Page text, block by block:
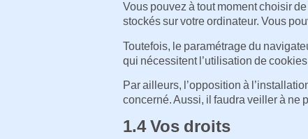
Vous pouvez à tout moment choisir
stockés sur votre ordinateur. Vous
Toutefois, le paramétrage du
qui nécessitent l’utilisation de
Par ailleurs, l’opposition à
concerné. Aussi, il faudra veiller à ne
1.4 Vos droits